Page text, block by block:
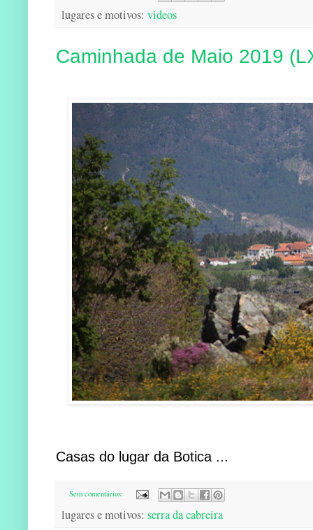
lugares e motivos: videos
Caminhada de Maio 2019
Casas do lugar da Botica ...
Sem comentários:
lugares e motivos: serra da cabreira